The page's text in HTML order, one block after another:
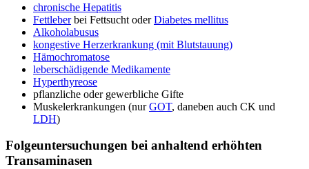
chronische Hepatitis
Fettleberbei Fettsucht oderDiabetes mellitus
Alkoholabusus
kongestive Herzerkrankung (mit Blutstauung)
Hämochromatose
leberschädigende Medikamente
Hyperthyreose
pflanzliche oder gewerbliche Gifte
Muskelerkrankungen (nurGOT, daneben auch CK und
LDH)
Folgeuntersuchungen bei anhaltend erhöhten
Transaminasen